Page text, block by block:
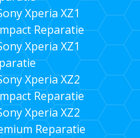
Xperia XZ1
Reparatie
Xperia XZ1
Xperia XZ2
Reparatie
Xperia XZ2
Reparatie